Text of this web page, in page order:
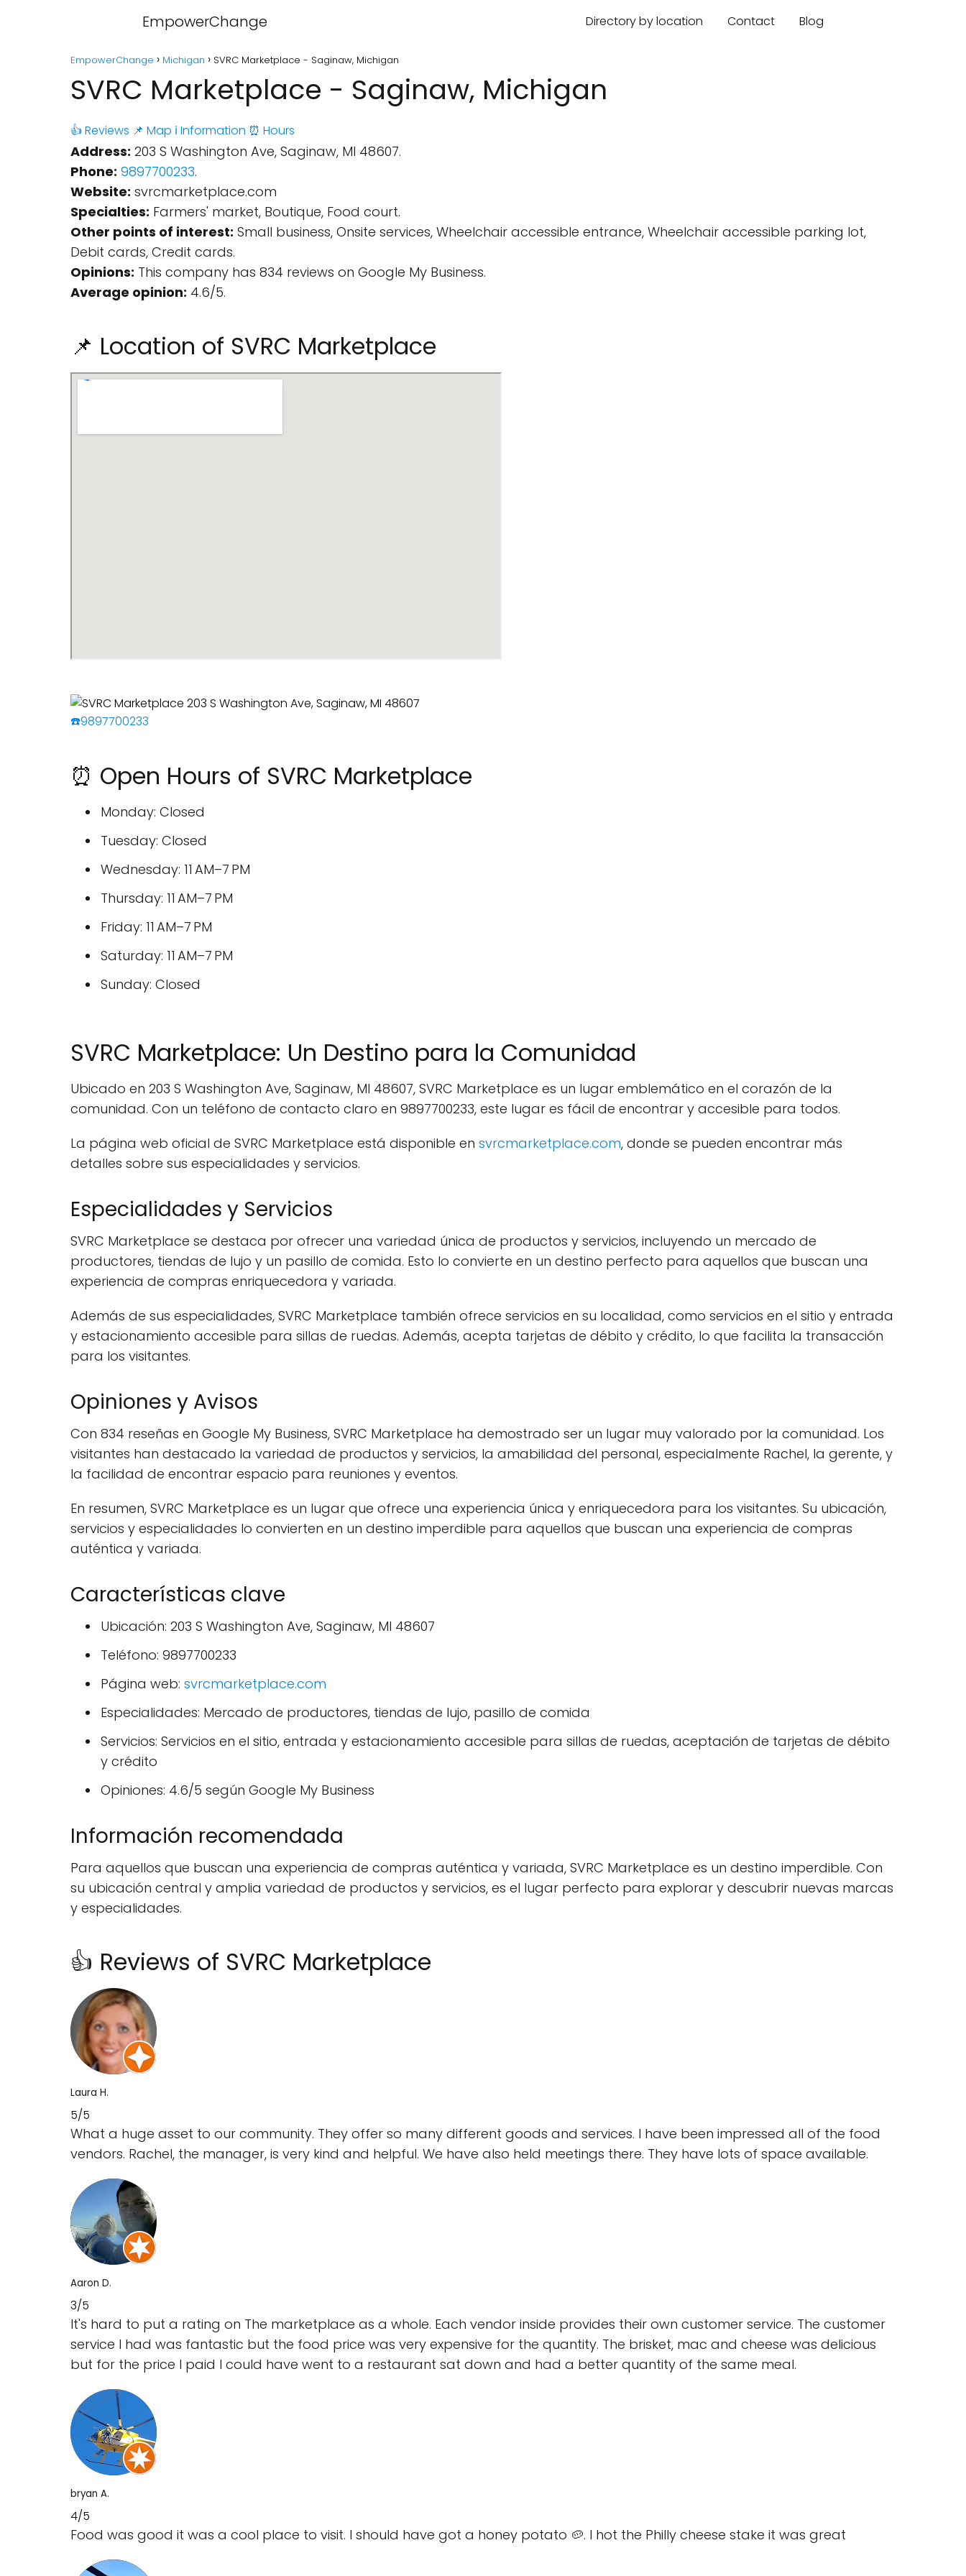
EmpowerChange Directory by location Contact Blog
EmpowerChange Michigan SVRC Marketplace - Saginaw, Michigan
SVRC Marketplace - Saginaw, Michigan
👍 Reviews 📌 Map ℹ️ Information ⏰ Hours
Address: 203 S Washington Ave, Saginaw, MI 48607.
Phone: 9897700233.
Website: svrcmarketplace.com
Specialties: Farmers' market, Boutique, Food court.
Other points of interest: Small business, Onsite services, Wheelchair accessible entrance, Wheelchair accessible parking lot,
Debit cards, Credit cards.
Opinions: This company has 834 reviews on Google My Business.
Average opinion: 4.6/5.
📌 Location of SVRC Marketplace
☎️9897700233
⏰ Open Hours of SVRC Marketplace
Monday: Closed
Tuesday: Closed
Wednesday: 11 AM–7 PM
Thursday: 11 AM–7 PM
Friday: 11 AM–7 PM
Saturday: 11 AM–7 PM
Sunday: Closed
SVRC Marketplace: Un Destino para la Comunidad
Ubicado en 203 S Washington Ave, Saginaw, MI 48607, SVRC Marketplace es un lugar emblemático en el corazón de la
comunidad. Con un teléfono de contacto claro en 9897700233, este lugar es fácil de encontrar y accesible para todos.
La página web oficial de SVRC Marketplace está disponible en svrcmarketplace.com, donde se pueden encontrar más
detalles sobre sus especialidades y servicios.
Especialidades y Servicios
SVRC Marketplace se destaca por ofrecer una variedad única de productos y servicios, incluyendo un mercado de
productores, tiendas de lujo y un pasillo de comida. Esto lo convierte en un destino perfecto para aquellos que buscan una
experiencia de compras enriquecedora y variada.
Además de sus especialidades, SVRC Marketplace también ofrece servicios en su localidad, como servicios en el sitio y entrada
y estacionamiento accesible para sillas de ruedas. Además, acepta tarjetas de débito y crédito, lo que facilita la transacción
para los visitantes.
Opiniones y Avisos
Con 834 reseñas en Google My Business, SVRC Marketplace ha demostrado ser un lugar muy valorado por la comunidad. Los
visitantes han destacado la variedad de productos y servicios, la amabilidad del personal, especialmente Rachel, la gerente, y
la facilidad de encontrar espacio para reuniones y eventos.
En resumen, SVRC Marketplace es un lugar que ofrece una experiencia única y enriquecedora para los visitantes. Su ubicación,
servicios y especialidades lo convierten en un destino imperdible para aquellos que buscan una experiencia de compras
auténtica y variada.
Características clave
Ubicación: 203 S Washington Ave, Saginaw, MI 48607
Teléfono: 9897700233
Página web: svrcmarketplace.com
Especialidades: Mercado de productores, tiendas de lujo, pasillo de comida
Servicios: Servicios en el sitio, entrada y estacionamiento accesible para sillas de ruedas, aceptación de tarjetas de débito
y crédito
Opiniones: 4.6/5 según Google My Business
Información recomendada
Para aquellos que buscan una experiencia de compras auténtica y variada, SVRC Marketplace es un destino imperdible. Con
su ubicación central y amplia variedad de productos y servicios, es el lugar perfecto para explorar y descubrir nuevas marcas
y especialidades.
👍 Reviews of SVRC Marketplace
Laura H.
5/5
What a huge asset to our community. They offer so many different goods and services. I have been impressed all of the food
vendors. Rachel, the manager, is very kind and helpful. We have also held meetings there. They have lots of space available.
Aaron D.
3/5
It's hard to put a rating on The marketplace as a whole. Each vendor inside provides their own customer service. The customer
service I had was fantastic but the food price was very expensive for the quantity. The brisket, mac and cheese was delicious
but for the price I paid I could have went to a restaurant sat down and had a better quantity of the same meal.
bryan A.
4/5
Food was good it was a cool place to visit. I should have got a honey potato 🥔. I hot the Philly cheese stake it was great